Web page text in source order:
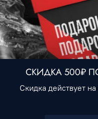
Худи GAP #7 •
2 990 ₽
СКИДКА 500₽
Скидка действует